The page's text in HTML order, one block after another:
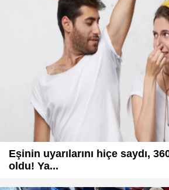
Eşinin uyarılarını hiçe saydı,
oldu! Ya...